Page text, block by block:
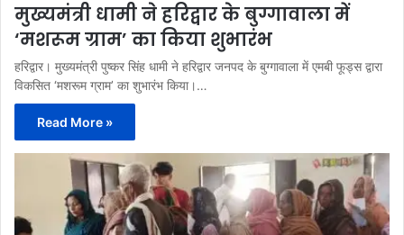
मुख्यमंत्री धामी ने हरिद्वार के बुग्गावाला में
‘मशरूम ग्राम’ का किया शुभारंभ
हरिद्वार। मुख्यमंत्री पुष्कर सिंह धामी ने हरिद्वार जनपद के बुग्गावाला में एमबी फूड्स द्वारा
विकसित ‘मशरूम ग्राम’ का शुभारंभ किया।…
Read More »